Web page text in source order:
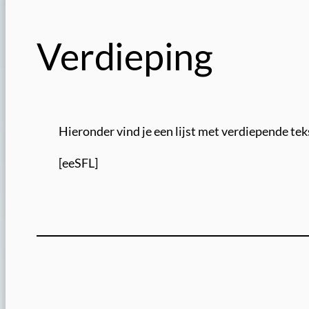
Verdieping
Hieronder vind je een lijst met verdiepende
[eeSFL]